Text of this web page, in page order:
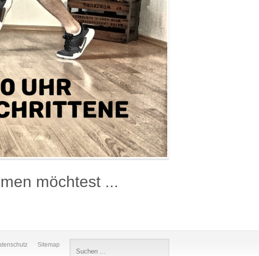
möchtest ...
Sitemap